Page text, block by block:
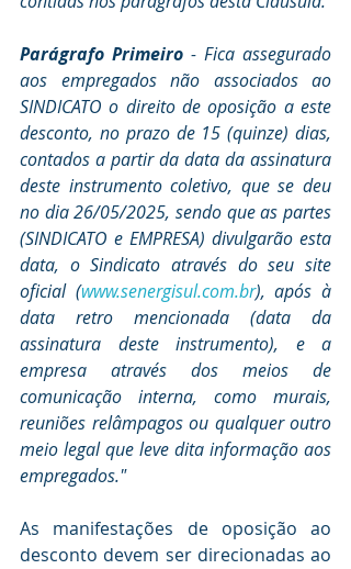
Parágrafo Primeiro - Fica assegurado
aos empregados não associados ao
SINDICATO o direito de oposição a este
desconto, no prazo de 15 (quinze) dias,
contados a partir da data da assinatura
deste instrumento coletivo, que se deu
no dia 26/05/2025, sendo que as partes
(SINDICATO e EMPRESA) divulgarão esta
data, o Sindicato através do seu site
oficial (www.senergisul.com.br), após à
data retro mencionada (data da
assinatura deste instrumento), e a
empresa através dos meios de
comunicação interna, como murais,
reuniões relâmpagos ou qualquer outro
meio legal que leve dita informação aos
empregados."
As manifestações de oposição ao
desconto devem ser direcionadas ao